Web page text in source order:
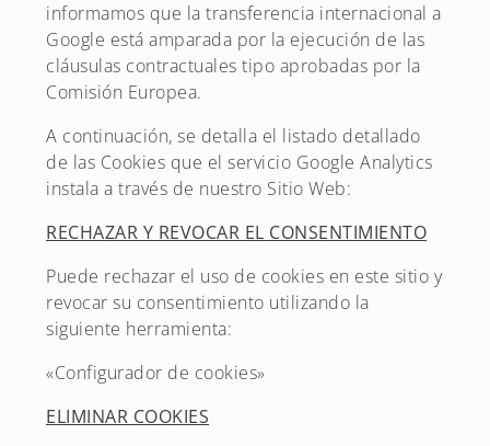
informamos que la transferencia internacional a
Google está amparada por la ejecución de las
cláusulas contractuales tipo aprobadas por la
Comisión Europea.
A continuación, se detalla el listado detallado
de las Cookies que el servicio Google Analytics
instala a través de nuestro Sitio Web:
RECHAZAR Y REVOCAR EL CONSENTIMIENTO
Puede rechazar el uso de cookies en este sitio y
revocar su consentimiento utilizando la
siguiente herramienta:
«Configurador de cookies»
ELIMINAR COOKIES